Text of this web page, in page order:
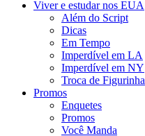
Viver e estudar nos EUA
Além do Script
Dicas
Em Tempo
Imperdível em LA
Imperdível em NY
Troca de Figurinha
Promos
Enquetes
Promos
Você Manda